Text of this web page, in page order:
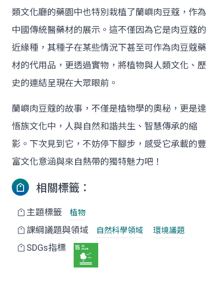
類文化廳的藥園中也特別栽植了蘭嶼肉豆蔻，作為
中國傳統醫藥材的展示。這不僅因為它是肉豆蔻的
近緣種，其種子在某些情況下甚至可作為肉豆蔻藥
材的代用品，更透過實物，將植物與人類文化、歷
史的連結呈現在大眾眼前。
蘭嶼肉豆蔻的故事，不僅是植物學的奧秘，更是達
悟族文化中，人與自然和諧共生、智慧傳承的縮
影。下次見到它，不妨停下腳步，感受它承載的豐
富文化意涵與來自熱帶的獨特魅力吧！
相關標籤：
主題標籤 植物
課綱議題與領域 自然科學領域 環境議題
SDGs指標